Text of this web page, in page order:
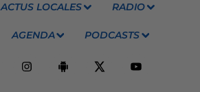
ACTUS LOCALES RADIO
AGENDA PODCASTS